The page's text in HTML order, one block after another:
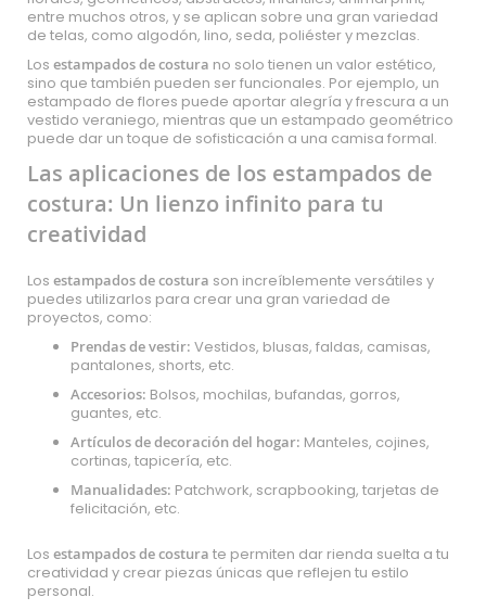
entre muchos otros, y se aplican sobre una gran variedad
de telas, como algodón, lino, seda, poliéster y mezclas.
Los estampados de costura no solo tienen un valor estético,
sino que también pueden ser funcionales. Por ejemplo, un
estampado de flores puede aportar alegría y frescura a un
vestido veraniego, mientras que un estampado geométrico
puede dar un toque de sofisticación a una camisa formal.
Las aplicaciones de los estampados de
costura: Un lienzo infinito para tu
creatividad
Los estampados de costura son increíblemente versátiles y
puedes utilizarlos para crear una gran variedad de
proyectos, como:
Prendas de vestir: Vestidos, blusas, faldas, camisas,
pantalones, shorts, etc.
Accesorios: Bolsos, mochilas, bufandas, gorros,
guantes, etc.
Artículos de decoración del hogar: Manteles, cojines,
cortinas, tapicería, etc.
Manualidades: Patchwork, scrapbooking, tarjetas de
felicitación, etc.
Los estampados de costura te permiten dar rienda suelta a tu
creatividad y crear piezas únicas que reflejen tu estilo
personal.